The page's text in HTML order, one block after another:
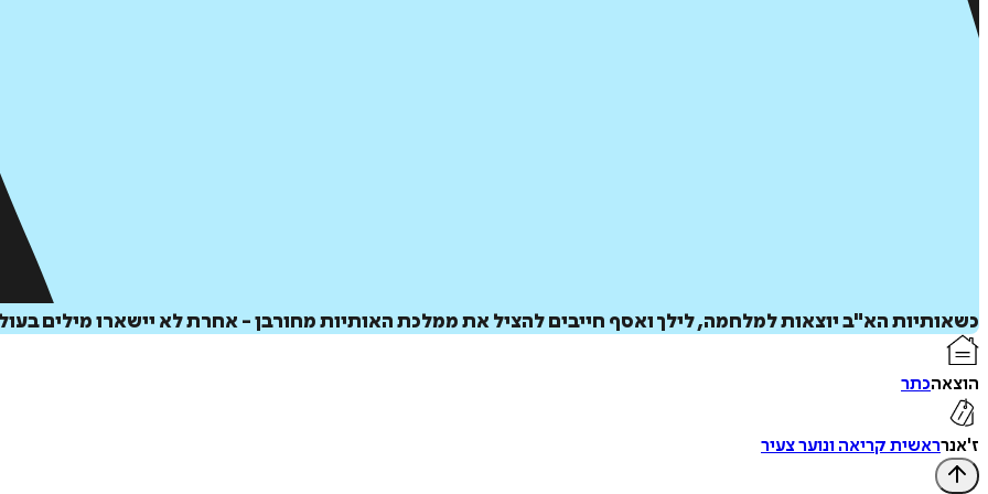
כשאותיות הא"ב יוצאות למלחמה, לילך ואסף חייבים להציל את ממלכת האותיות מחורבן - אחרת לא יישארו מילים
הוצאהכתר
ז'אנרראשית קריאה ונוער צעיר